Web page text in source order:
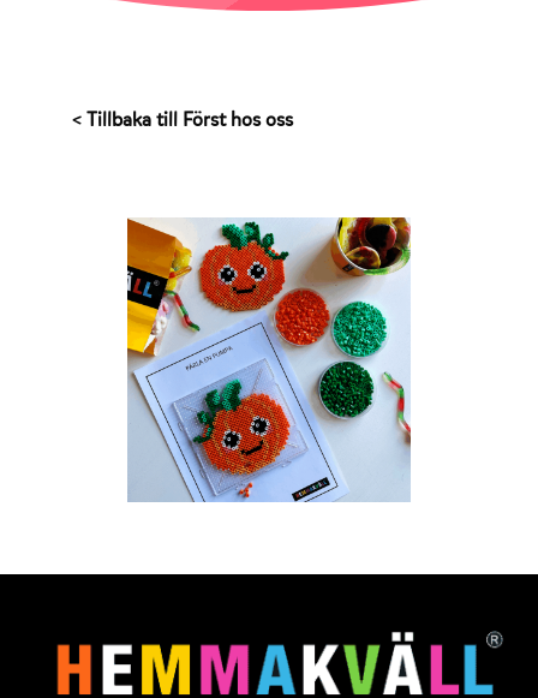
< Tillbaka till Först hos oss